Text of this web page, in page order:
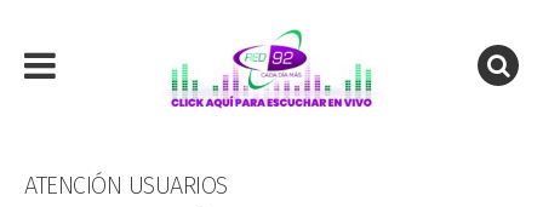
ATENCIÓN USUARIOS